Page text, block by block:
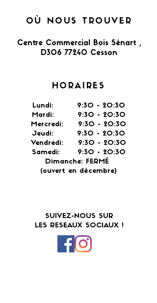
OÙ NOUS TROUVER
Centre Commercial Bois Sénart ,
D306 77240 Cesson​
HORAIRES
Lundi: 9:30 - 20:30
Mardi: 9:30 - 20:30
Mercredi: 9:30 - 20:30
Jeudi: 9:30 - 20:30
Vendredi: 9:30 - 20:30
Samedi: 9:30 - 20:30
Dimanche: FERMÉ
(ouvert en décembre)
SUIVEZ-NOUS SUR
LES RESEAUX SOCIAUX !